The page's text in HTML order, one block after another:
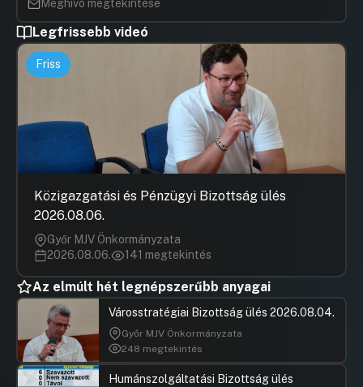
HozzászólásokUgrás a napirendi pontra
dr. Béja
19. Javaslat a Polgármester
jutalmazására
Hozzászólások Ugrás a napirendi pontra
Hozzászólások Ugrás a napirendi pontra
Meghívó megtekintése
Legfrissebb videó
Friss
Közigazgatási és Pénzügyi Bizottság ülés
2026.08.06.
Győr MJV Önkormányzata
2026.08.06.
141 megtekintés
Az elmúlt hét legnépszerűbb anyagai
Városstratégiai Bizottság ülés 2026.08.04.
Győr MJV Önkormányzata
248 megtekintés
Humánszolgáltatási Bizottság ülés